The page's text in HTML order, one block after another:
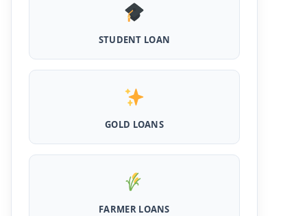
खरीदने के लिए मिलेंगे 40000
Udyogini Loan Yojana Apply Online:
Pashu Shed Loan Scheme: पशु शेड बनवाने के
लिए ऐसे ले सकते है 5 लाख तक का सरकारी लोन, मिलेगी
Pashupalan Kisan Credit Card: पशुपालकों के
MPocket Student Loan: स्टूडेंट्स यहाँ से ले सकते
STUDENT LOAN
GOLD LOANS
FARMER LOANS